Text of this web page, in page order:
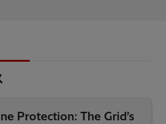
Protection: The Grid’s